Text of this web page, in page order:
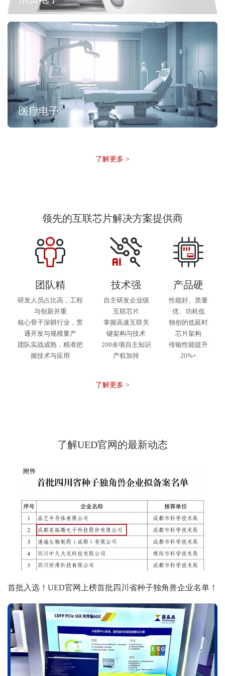
医疗电子
了解更多 >
领先的互联芯片解决方案提供商
团队精
研发人员占比高，工程
与创新并重
核心骨干深耕行业，贯
通开发与规模量产
团队实战成熟，精准把
握技术与应用
技术强
自主研发企业级
互联芯片
掌握高速互联关
键架构与技术
200余项自主知识
产权加持
产品硬
性能好、质量
优、功耗低
独创的低延时
芯片架构
传输性能提升
20%+
了解更多 >
了解UED官网的最新动态
首批入选！UED官网上榜首批四川省种子独角兽企业名单！